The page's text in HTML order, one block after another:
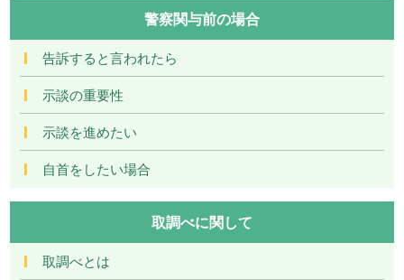
警察関与前の場合
告訴すると言われたら
示談の重要性
示談を進めたい
自首をしたい場合
取調べに関して
取調べとは